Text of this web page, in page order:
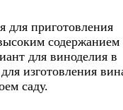
приготовления
содержанием
для виноделия в
изготовления
саду.